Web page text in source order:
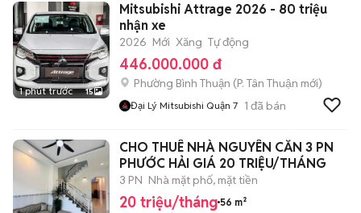
1 phút trước 15
Mitsubishi Attrage 2026 - 80 triệu
nhận xe
2026 Mới Xăng Tự động
446.000.000 đ
Phường Bình Thuận (P. Tân Thuận mới)
Đại Lý Mitsubishi Quận 7 1 đã bán
CHO THUÊ NHÀ NGUYÊN CĂN 3 PN
PHƯỚC HẢI GIÁ 20 TRIỆU/THÁNG
3 PN Nhà mặt phố, mặt tiền
20 triệu/tháng 56 m²